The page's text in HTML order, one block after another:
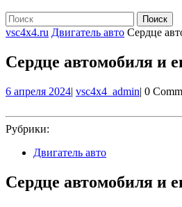
Найти:
vsc4x4.ru Двигатель авто Сердце
Сердце автомобиля и
6 апреля 20246
2024
| vsc4x4_admin| 0
Рубрики:
Двигатель авто
Сердце автомобиля и